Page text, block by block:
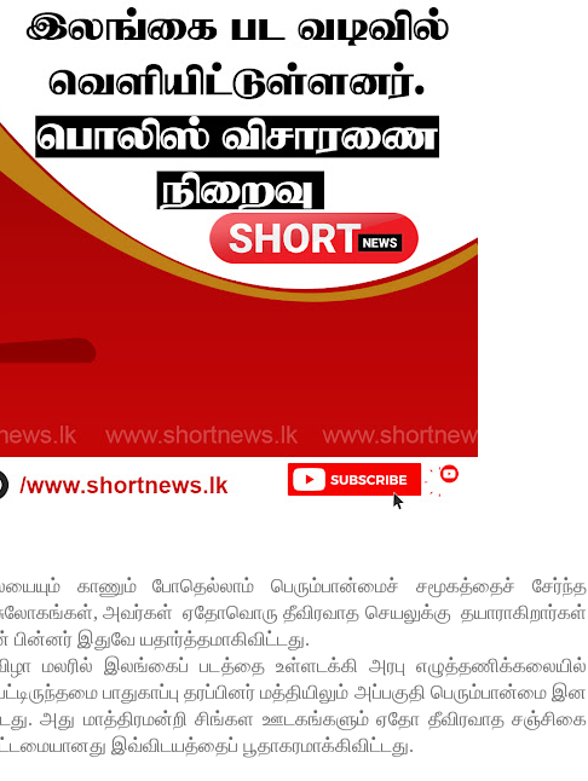
காணும் போதெல்லாம் பெரும்பான்மைச் சமூகத்தைச் சேர்ந்த
அவர்கள் ஏதோவொரு தீவிரவாத செயலுக்கு தயாராகிறார்கள்
பின்னர் இதுவே யதார்த்தமாகிவிட்டது.
மலரில் இலங்கைப் படத்தை உள்ளடக்கி அரபு எழுத்தணிக்கலையில்
பாதுகாப்பு தரப்பினர் மத்தியிலும் அப்பகுதி பெரும்பான்மை இன
அது மாத்திரமன்றி சிங்கள ஊடகங்களும் ஏதோ தீவிரவாத சஞ்சிகை
இவ்விடயத்தைப் பூதாகரமாக்கிவிட்டது.